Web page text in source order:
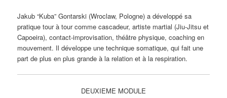
Jakub “Kuba” Gontarski (Wroclaw, Pologne) a développé sa
pratique tour à tour comme cascadeur, artiste martial (Jiu-Jitsu et
Capoeira), contact-improvisation, théâtre physique, coaching en
mouvement. Il développe une technique somatique, qui fait une
part de plus en plus grande à la relation et à la respiration.
DEUXIEME MODULE